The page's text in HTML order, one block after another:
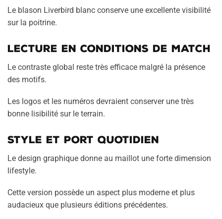
Le blason Liverbird blanc conserve une excellente visibilité
sur la poitrine.
Lecture en conditions de match
Le contraste global reste très efficace malgré la présence
des motifs.
Les logos et les numéros devraient conserver une très
bonne lisibilité sur le terrain.
Style et port quotidien
Le design graphique donne au maillot une forte dimension
lifestyle.
Cette version possède un aspect plus moderne et plus
audacieux que plusieurs éditions précédentes.